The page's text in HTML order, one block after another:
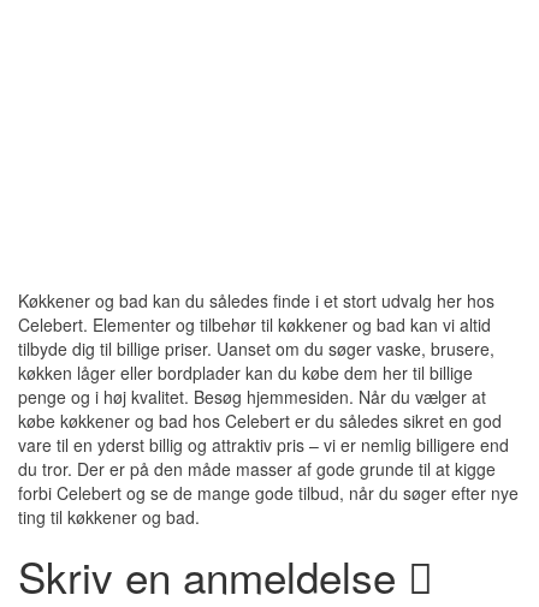
Køkkener og bad kan du således finde i et stort udvalg her hos
Celebert. Elementer og tilbehør til køkkener og bad kan vi altid
tilbyde dig til billige priser. Uanset om du søger vaske, brusere,
køkken låger eller bordplader kan du købe dem her til billige
penge og i høj kvalitet. Besøg hjemmesiden. Når du vælger at
købe køkkener og bad hos Celebert er du således sikret en god
vare til en yderst billig og attraktiv pris – vi er nemlig billigere end
du tror. Der er på den måde masser af gode grunde til at kigge
forbi Celebert og se de mange gode tilbud, når du søger efter nye
ting til køkkener og bad.
Skriv en anmeldelse